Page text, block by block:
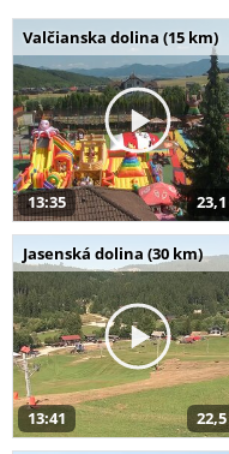
Valčianska dolina (15 km)
13:35 23,1
Jasenská dolina (30 km)
13:41 22,5